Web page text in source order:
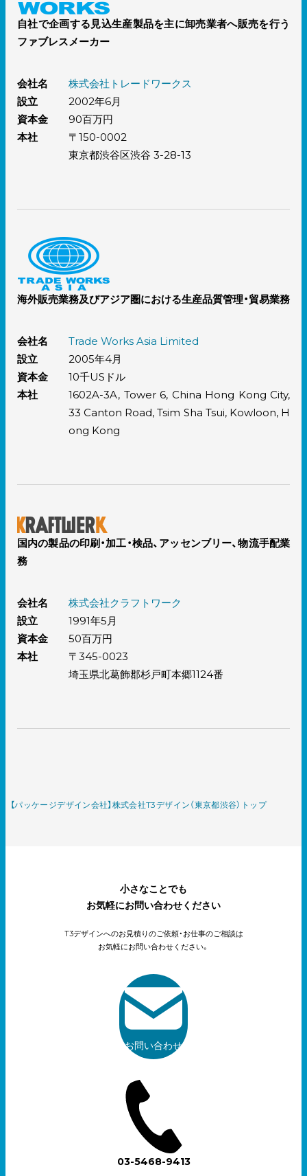
自社で企画する見込生産製品を主に卸売業者へ販売を行う
ファブレスメーカー
会社名
株式会社トレードワークス
設立
2002年6月
資本金
90百万円
本社
〒150-0002
東京都渋谷区渋谷 3-28-13
海外販売業務及びアジア圏における生産品質管理・貿易業務
会社名
Trade Works Asia Limited
設立
2005年4月
資本金
10千USドル
本社
1602A-3A, Tower 6, China Hong Kong City,
33 Canton Road, Tsim Sha Tsui, Kowloon, H
ong Kong
国内の製品の印刷・加工・検品、アッセンブリー、物流手配業
務
会社名
株式会社クラフトワーク
設立
1991年5月
資本金
50百万円
本社
〒345-0023
埼玉県北葛飾郡杉戸町本郷1124番
【パッケージデザイン会社】株式会社T3デザイン（東京都渋谷）トップ
小さなことでも
お気軽にお問い合わせください
T3デザインへのお見積りのご依頼・お仕事のご相談は
お気軽にお問い合わせください。
お問い合わせ
03-5468-9413